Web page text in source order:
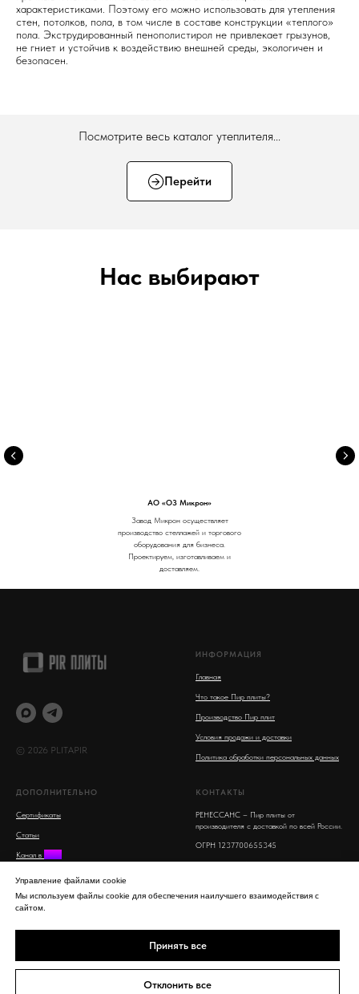
характеристиками. Поэтому его можно использовать для утепления
стен, потолков, пола, в том числе в составе конструкции «теплого»
пола. Экструдированный пенополистирол не привлекает грызунов,
не гниет и устойчив к воздействию внешней среды, экологичен и
безопасен.
Посмотрите весь каталог утеплителя...
Перейти
Нас выбирают
АО «ОЗ Микрон»
Завод Микрон осуществляет
производство стеллажей и торгового
оборудования для бизнеса.
Проектируем, изготавливаем и
доставляем.
© 2026 PLITAPIR
ИНФОРМАЦИЯ
Главная
Что такое Пир плиты?
Производство Пир плит
Условия продажи и доставки
Политика обработки персональных данных
ДОПОЛНИТЕЛЬНО
Сертификаты
Статьи
Канал в MAX
КОНТАКТЫ
РЕНЕССАНС – Пир плиты от
производителя с доставкой по всей России.
ОГРН 1237700655345
Московская область, Люберцы, улица 8
info@plitapir.ru
+7 963 750 94 76
Управление файлами cookie
Мы используем файлы cookie для обеспечения наилучшего взаимодействия с
сайтом.
Принять все
Отклонить все